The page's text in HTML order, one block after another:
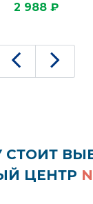
2 988 ₽
СТОИТ
ЦЕНТР